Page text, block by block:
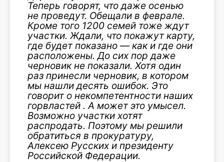
Теперь говорят, что даже осенью
не проведут. Обещали в феврале.
Кроме того 1200 семей тоже ждут
участки. Ждали, что покажут карту,
где будет показано — как и где они
расположены. До сих пор даже
черновик не показали. Хотя один
раз принесли черновик, в котором
мы нашли десять ошибок. Это
говорит о некомпетентности наших
горвластей . А может это умысел.
Возможно участки хотят
распродать. Поэтому мы решили
обратиться в прокуратуру,
Алексею Русских и президенту
Российской Федерации.